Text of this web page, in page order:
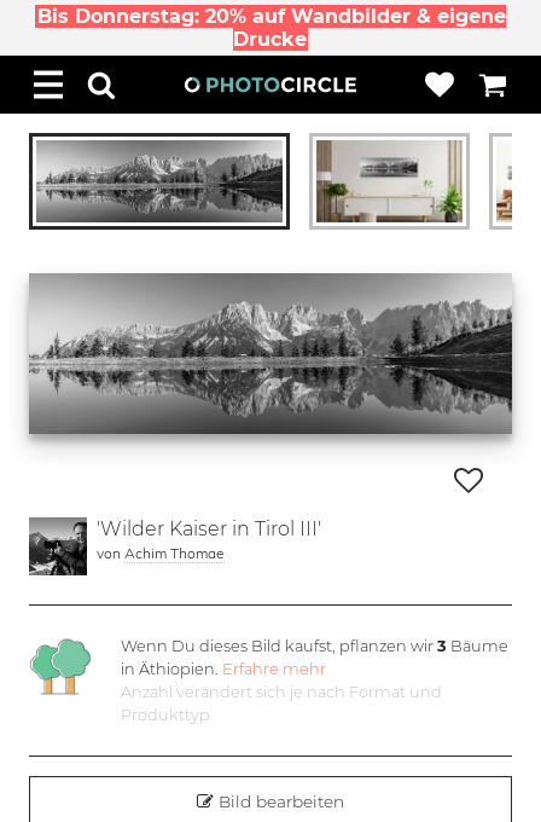
Bis Donnerstag: 20% auf Wandbilder & eigene
Drucke
'Wilder Kaiser in Tirol III'
von Achim Thomae
Wenn Du dieses Bild kaufst, pflanzen wir3 Bäume
in Äthiopien. Erfahre mehr
Anzahl verändert sich je nach Format und
Produkttyp
Bild bearbeiten